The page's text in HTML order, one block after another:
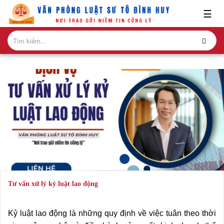
GIỚI
THIỆU
VỰC
HÀNH
NGHỀ
NGHIÊN
PHẨM
☰
Tư vấn xử lý kỷ luật lao động
Kỷ luật lao động là những quy định về việc tuân theo thời